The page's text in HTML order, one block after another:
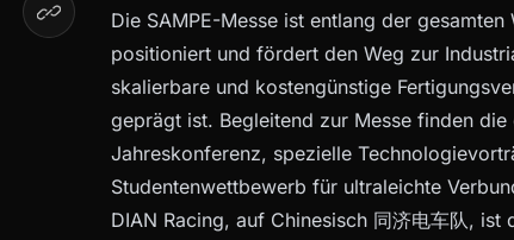
Die SAMPE-Messe ist entlang der
positioniert und fördert den Weg zur
skalierbare und kostengünstige
geprägt ist. Begleitend zur Messe finden
Jahreskonferenz, spezielle
Studentenwettbewerb für ultraleichte
DIAN Racing, auf Chinesisch 同济电车队,